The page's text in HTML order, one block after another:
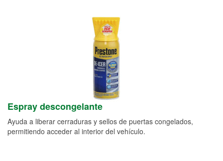
Espray descongelante
Ayuda a liberar cerraduras y sellos de puertas congelados,
permitiendo acceder al interior del vehículo.